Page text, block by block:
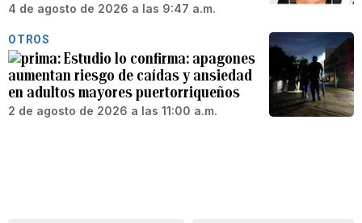
4 de agosto de 2026 a las 9:47 a.m.
OTROS
Estudio lo confirma: apagones
aumentan riesgo de caídas y ansiedad
en adultos mayores puertorriqueños
2 de agosto de 2026 a las 11:00 a.m.